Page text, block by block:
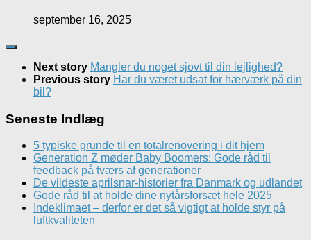
september 16, 2025
Next story Mangler du noget sjovt til din lejlighed?
Previous story Har du været udsat for hærværk på din
bil?
Seneste Indlæg
5 typiske grunde til en totalrenovering i dit hjem
Generation Z møder Baby Boomers: Gode råd til
feedback på tværs af generationer
De vildeste aprilsnar-historier fra Danmark og udlandet
Gode råd til at holde dine nytårsforsæt hele 2025
Indeklimaet – derfor er det så vigtigt at holde styr på
luftkvaliteten